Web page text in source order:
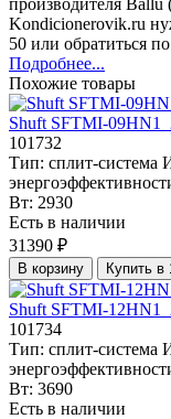
производителя Ballu
Kondicionerovik.ru
50 или обратиться
Подробнее...
Похожие товары
Shuft SFTMI-
101732
Тип: сплит-система
Вт: 2930
Есть в наличии
31390 ₽
В корзину Купить в
Shuft SFTMI-
101734
Тип: сплит-система
Вт: 3690
Есть в наличии